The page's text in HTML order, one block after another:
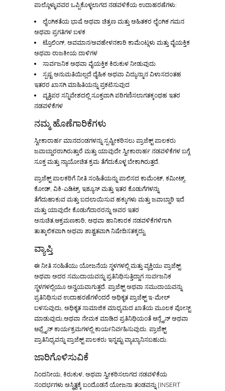
ಪಾಲ್ಗೊಳ್ಳುವವರ ಒಪ್ಪಿಕೊಳ್ಳಲಾಗದ ನಡವಳಿಕೆಯ ಉದಾಹರಣೆಗಳು:
ಲೈಂಗಿಕತೆಯ ಭಾಷೆ ಅಥವಾ ಚಿತ್ರಣ ಮತ್ತು ಅಹಿತಕರ ಲೈಂಗಿಕ ಗಮನ
ಅಥವಾ ಪ್ರಗತಿಗಳ ಬಳಕ
ಟ್ರೊಲಿಂಗ್, ಅವಮಾನ/ಅವಹೇಳನಕಾರಿ ಕಾಮೆಂಟ್ಗಳು ಮತ್ತು ವೈಯಕ್ತಿಕ
ಅಥವಾ ರಾಜಕೀಯ ದಾಳಿಗಳ
ಸಾರ್ವಜನಿಕ ಅಥವಾ ವೈಯಕ್ತಿಕ ಕಿರುಕುಳ ನೀಡುವುದು
ಸ್ಪಷ್ಟ ಅನುಮತಿಯಿಲ್ಲದೆ ದೈಹಿಕ ಅಥವಾ ವಿದ್ಯುನ್ಮಾನ ವಿಳಾಸದಂತಹ
ಇತರರ ಖಾಸಗಿ ಮಾಹಿತಿಯನ್ನು ಪ್ರಕಟಿಸುವುದ
ವೃತ್ತಿಪರ ಸನ್ನಿವೇಶದಲ್ಲಿ ಸೂಕ್ತವಾಗಿ ಪರಿಗಣಿಸಲಾಗತಕ್ಕಂಥಹ ಇತರ
ನಡವಳಿಕೆಗಳ
ನಮ್ಮ ಹೊಣೆಗಾರಿಕೆಗಳು
ಸ್ವೀಕಾರಾರ್ಹ ಮಾನದಂಡಗಳನ್ನು ಸ್ಪಷ್ಟೀಕರಿಸಲು ಪ್ರಾಜೆಕ್ಟ್ ಪಾಲಕರು
ಜವಾಬ್ದಾರರಾಗಿರುತ್ತಾರೆ ಮತ್ತು ಯಾವುದೇ ಸ್ವೀಕಾರಾರ್ಹ ನಡವಳಿಕೆಗಳ ಬಗ್ಗೆ
ಸೂಕ್ತ ಮತ್ತು ನ್ಯಾಯೋಚಿತ ಕ್ರಮ ತೆಗೆದುಕೊಳ್ಳ ಬೇಕಾಗಿರುತ್ತದೆ.
ಪ್ರಾಜೆಕ್ಟ್ ಪಾಲಕರಿಗೆ ನೀತಿ ಸಂಹಿತೆಯನ್ನು ಪಾಲಿಸದ ಕಾಮೆಂಟ್, ಕಮೀಟ್ಸ್,
ಕೋಡ್, ವಿಕಿ-ಎಡಿಟ್ಸ್, ಇಶ್ಯೂಸ್ ಮತ್ತು ಇತರ ಕೊಡುಗೆಗಳನ್ನು
ತೆಗೆದುಹಾಕುವ ಮತ್ತು ಬದಲಾಯಿಸುವ ಹಕ್ಕುಗಳು ಮತ್ತು ಜವಾಬ್ದಾರಿ ಇದೆ
ಮತ್ತು ಯಾವುದೇ ಕೊಡುಗೆದಾರರನ್ನು ಅವರ ಇತರ
ಅನುಚಿತ,ಆಕ್ರಮಣಕಾರಿ, ಅಥವಾ ಹಾನಿಕಾರಕ ನಡವಳಿಕೆಗಳಿಗಾಗಿ
ತಾತ್ಕಾಲಿಕವಾಗಿ ಅಥವಾ ಶಾಶ್ವತವಾಗಿ ನಿಷೇದಿಸತಕ್ಕದ್ದು.
ವ್ಯಾಪ್ತಿ
ಈ ನೀತಿ ಸಂಹಿತೆಯು ಯೋಜನೆಯ ಸ್ಥಳಗಳಲ್ಲಿ ಮತ್ತು ವ್ಯಕ್ತಿಯು ಪ್ರಾಜೆಕ್ಟ್
ಅಥವಾ ಅದರ ಸಮುದಾಯವನ್ನು ಪ್ರತಿನಿಧಿಸುತ್ತಿದ್ದಾಗ ಸಾರ್ವಜನಿಕ
ಸ್ಥಳಗಳಲ್ಲಿಯೂ ಅನ್ವಯವಾಗುತ್ತದೆ. ಪ್ರಾಜೆಕ್ಟ್ ಅಥವಾ ಸಮುದಾಯವನ್ನು
ಪ್ರತಿನಿಧಿಸುವ ಉದಾಹರಣೆಗಳೆಂದರೆ ಅಧಿಕೃತ ಪ್ರಾಜೆಕ್ಟ್ ಇ-ಮೇಲ್
ಬಳಸುವುದು, ಅಧಿಕೃತ ಸಾಮಾಜಿಕ ಮಾಧ್ಯಮದ ಖಾತೆಯ ಮೂಲಕ ಪೋಸ್ಟ್
ಮಾಡುವುದು,ಅಥವಾ ನೇಮಕ ಮಾಡಿದ ಪ್ರತಿನಿಧಿಯಂತೆ ಆನ್ಲೈನ್ ಅಥವಾ
ಆಫ್ಲೈನ್ ಕಾರ್ಯಕ್ರಮಗಳಲ್ಲಿ ಕಾರ್ಯನಿರ್ವಹಿಸುವುದು. ಪ್ರಾಜೆಕ್ಟ್
ಪ್ರಾತಿನಿಧ್ಯವನ್ನು ಪ್ರಾಜೆಕ್ಟ್ ಪಾಲಕರು ಇನ್ನಷ್ಟು ವ್ಯಾಖ್ಯಾನಿಸಬಹುದು.
ಜಾರಿಗೊಳಿಸುವಿಕೆ
ನಿಂದನೀಯ, ಕಿರುಕುಳ, ಅಥವಾ ಸ್ವೀಕರಿಸಲಾಗದ ನಡವಳಿಕೆಯ
ಸಂದರ್ಭಗಳು ಅಸ್ಥಿತ್ವಕ್ಕೆ ಬಂದೊಡನೆ ಯೋಜನಾ ತಂಡವನ್ನು [INSERT